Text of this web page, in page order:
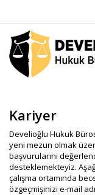
Kariyer
Develioğlu Hukuk
yeni mezun olmak
başvurularını
desteklemekteyiz.
çalışma ortamında
özgeçmişinizi e-mail